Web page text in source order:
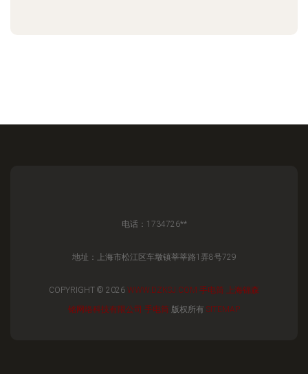
电话：1734726**
地址：上海市松江区车墩镇莘莘路1弄8号729
COPYRIGHT © 2026 WWW.DZKSJ.COM 手电筒
上海锦森
铭网络科技有限公司 手电筒 版权所有 SITEMAP